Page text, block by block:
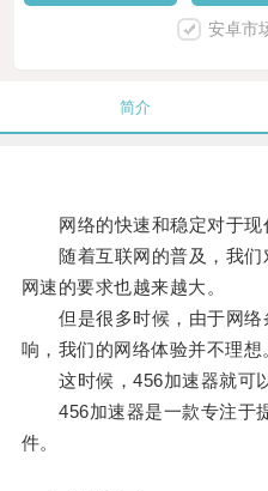
安卓市
简介
网络的快速和稳定对于现
随着互联网的普及，我们
网速的要求也越来越大。
但是很多时候，由于网络
响，我们的网络体验并不理想
这时候，456加速器就可以
456加速器是一款专注于
件。